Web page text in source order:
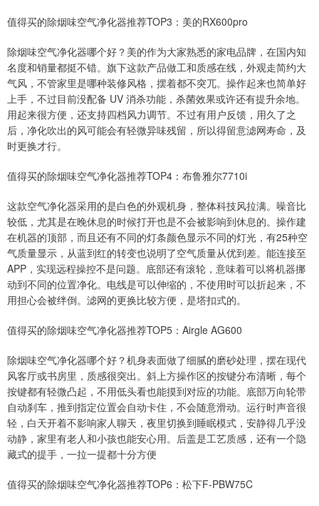
值得买的除烟味空气净化器推荐TOP3：美的RX600pro
除烟味空气净化器哪个好？美的作为大家熟悉的家电品牌，在国内知
名度和销量都挺不错。旗下这款产品做工和质感在线，外观走简约大
气风，不管家里是哪种装修风格，摆着都不突兀。操作起来也简单好
上手，不过目前没配备 UV 消杀功能，杀菌效果或许还有提升余地。
用起来很方便，还支持四档风力调节。不过有用户反馈，用久了之
后，净化吹出的风可能会有轻微异味残留，所以得留意滤网寿命，及
时更换才行。
值得买的除烟味空气净化器推荐TOP4：布鲁雅尔7710i
这款空气净化器采用的是白色的外观机身，整体科技风拉满。噪音比
较低，尤其是在晚休息的时候打开也是不会被影响到休息的。操作建
在机器的顶部，而且还有不同的灯条颜色显示不同的灯光，有25种空
气质量显示，从蓝到红的转变也说明了空气质量从优到差。能连接至
APP，实现远程操控不是问题。底部还有滚轮，意味着可以将机器挪
动到不同的位置净化。电线是可以伸缩的，不使用时可以折起来，不
用担心会被绊倒。滤网的更换比较方便，是塔扣式的。
值得买的除烟味空气净化器推荐TOP5：Airgle AG600
除烟味空气净化器哪个好？机身表面做了细腻的磨砂处理，摆在现代
风客厅或书房里，质感很突出。斜上方操作区的按键分布清晰，每个
按键都有轻微凸起，不用低头看也能摸到对应的功能。底部万向轮带
自动刹车，推到指定位置会自动卡住，不会随意滑动。运行时声音很
轻，白天开着不影响家人聊天，夜里切换到睡眠模式，安静得几乎没
动静，家里有老人和小孩也能安心用。后盖是工艺质感，还有一个隐
藏式的提手，一拉一提都十分方便
值得买的除烟味空气净化器推荐TOP6：松下F-PBW75C